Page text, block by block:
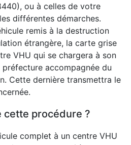
ou à celles de votre
différentes démarches.
remis à la destruction
étrangère, la carte grise
VHU qui se chargera à son
accompagnée du
Cette dernière transmettra le
cette procédure ?
complet à un centre VHU